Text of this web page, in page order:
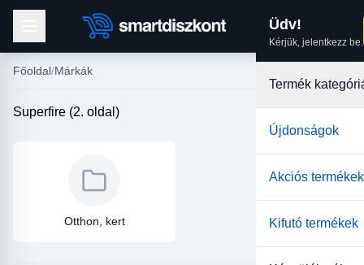
Üdv!
Kérjük, jelentkezz be.
Termék
Újdonságok
Akciós termékek
Kifutó termékek
Főoldal Márkák
Superfire (2. oldal)
Otthon, kert